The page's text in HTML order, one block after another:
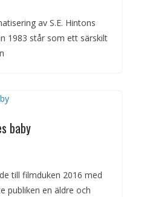
av S.E. Hintons
1983 står som ett särskilt
baby
till filmduken 2016 med
publiken en äldre och